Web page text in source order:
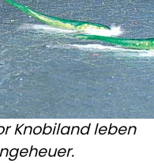
Knobiland leben